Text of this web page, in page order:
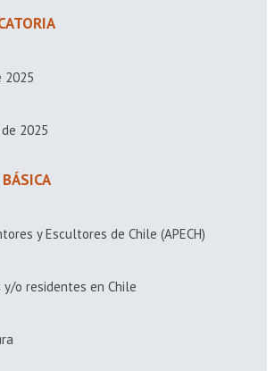
INVESTIGACIÓN
2025
2025
y Escultores de Chile (APECH)
o residentes en Chile